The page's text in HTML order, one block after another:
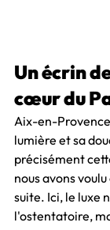
Un écrin
cœur du
Aix-en-
lumière et sa
précisément
nous avons
suite. Ici, le luxe
l'ostentatoire,